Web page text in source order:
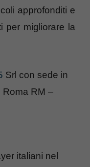
approfonditi e
per migliorare la
Srl con sede in
Roma RM –
italiani nel